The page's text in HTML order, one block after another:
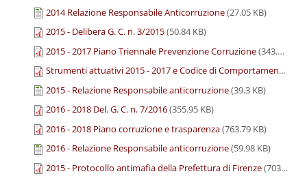
2014 Relazione Responsabile Anticorruzione(27.05 KB)
2015 - Delibera G. C. n. 3/2015(50.84 KB)
2015 - 2017 Piano Triennale Prevenzione Corruzione(343.06 KB)
Strumenti attuativi 2015 - 2017 e Codice di Comportamento
2015 - Relazione Responsabile anticorruzione(39.3 KB)
2016 - 2018 Del. G. C. n. 7/2016(355.95 KB)
2016 - 2018 Piano corruzione e trasparenza(763.79 KB)
2016 - Relazione Responsabile anticorruzione(59.98 KB)
2015 - Protocollo antimafia della Prefettura di Firenze(703.64 KB)